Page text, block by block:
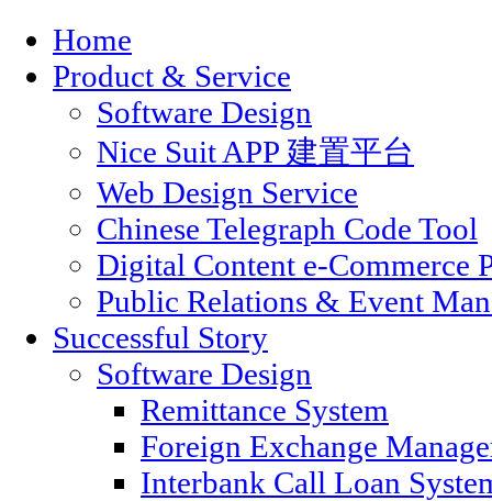
Home
Product & Service
Software Design
Nice Suit APP 建置平台
Web Design Service
Chinese Telegraph Code Tool
Digital Content e-Commerce
Public Relations & Event
Successful Story
Software Design
Remittance System
Foreign Exchange
Interbank Call Loan